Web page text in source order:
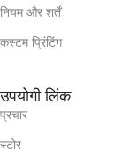
नियम और शर्तें
कस्टम प्रिंटिंग
उपयोगी लिंक
प्रचार
स्टोर